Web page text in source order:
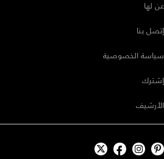
عن لها
إتصل بنا
سياسة الخصوصية
إشترك
الأرشيف